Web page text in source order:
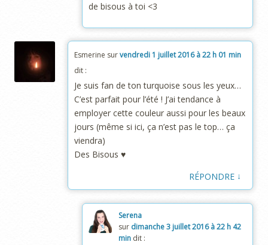
de bisous à toi <3
Esmerine survendredi 1 juillet 2016 à 22 h 01 min
dit :
Je suis fan de ton turquoise sous les yeux…
C’est parfait pour l’été ! J’ai tendance à
employer cette couleur aussi pour les beaux
jours (même si ici, ça n’est pas le top… ça
viendra)
Des Bisous ♥
RÉPONDRE ↓
Serena
sur dimanche 3 juillet 2016 à 22 h 42
min dit :